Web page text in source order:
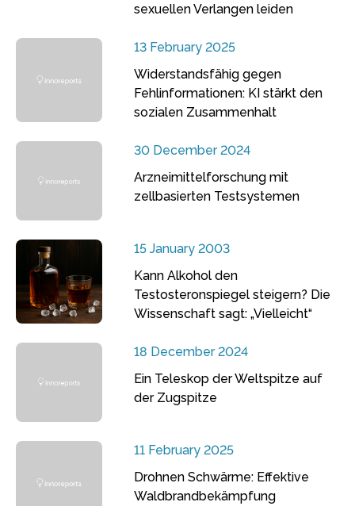
sexuellen Verlangen leiden
13 February 2025
Widerstandsfähig gegen
Fehlinformationen: KI stärkt den
sozialen Zusammenhalt
30 December 2024
Arzneimittelforschung mit
zellbasierten Testsystemen
15 January 2003
Kann Alkohol den
Testosteronspiegel steigern? Die
Wissenschaft sagt: „Vielleicht“
18 December 2024
Ein Teleskop der Weltspitze auf
der Zugspitze
11 February 2025
Drohnen Schwärme: Effektive
Waldbrandbekämpfung